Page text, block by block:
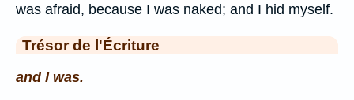
was afraid, because I was naked; and I hid myself.
Trésor de l'Écriture
and I was.